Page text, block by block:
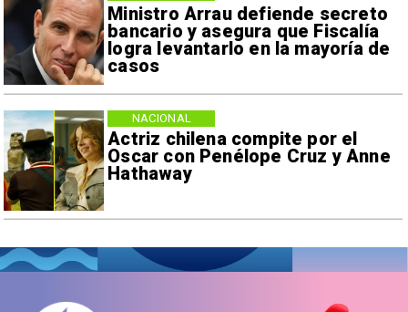
Ministro Arrau defiende secreto
bancario y asegura que Fiscalía
logra levantarlo en la mayoría de
casos
Actriz chilena compite por el
Oscar con Penélope Cruz y Anne
Hathaway
NACIONAL